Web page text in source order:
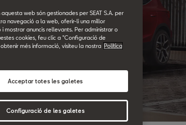
SEAT Glossary
details.
web són gestionades per SEAT S.A. per
navegació a la web, oferir-li una millor
i mostrar anuncis rellevants. Per administrar o
cookies, feu clic a "Configuració de
més informació, visiteu la nostra Política
Acceptar totes les galetes
Configuració de les galetes